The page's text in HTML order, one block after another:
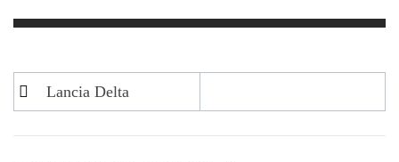
Navegación
de
Lancia Delta